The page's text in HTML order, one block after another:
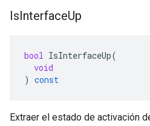
IsInterfaceUp
bool IsInterfaceUp(
void
) const
Extraer el estado de activación